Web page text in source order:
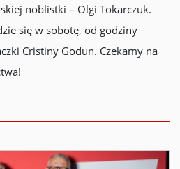
noblistki – Olgi Tokarczuk.
się w sobotę, od godziny
Cristiny Godun. Czekamy na